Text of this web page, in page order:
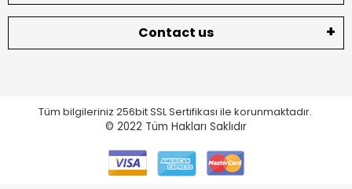
Contact us
Tüm bilgileriniz 256bit SSL Sertifikası ile korunmaktadır.
© 2022 Tüm Hakları Saklıdır